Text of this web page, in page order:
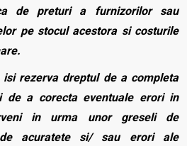
de preturi a furnizorilor sau
pe stocul acestora si costurile
isi rezerva dreptul de a completa
de a corecta eventuale erori in
in urma unor greseli de
acuratete si/ sau erori ale